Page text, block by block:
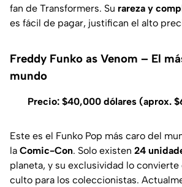
fan de Transformers. Su rareza y
es fácil de pagar, justifican el alto
Freddy Funko as Venom – El
mundo
Precio: $40,000 dólares (aprox.
Este es el Funko Pop más caro del
la Comic-Con. Solo existen 24
planeta, y su exclusividad lo
culto para los coleccionistas.